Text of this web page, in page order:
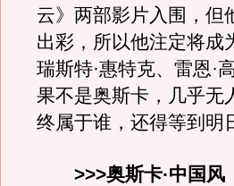
云》两部影片入围，但
出彩，所以他注定将成
瑞斯特·惠特克、雷恩·
果不是奥斯卡，几乎无
终属于谁，还得等到明
>>>奥斯卡·中国风